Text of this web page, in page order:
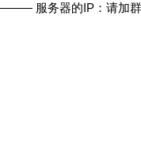
服务器的IP：请